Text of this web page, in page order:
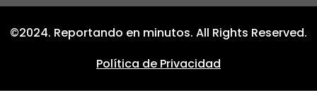
©2024. Reportando en minutos. All Rights Reserved.
Política de Privacidad